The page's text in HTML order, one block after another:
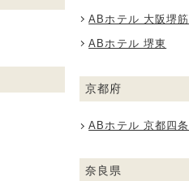
ABホテル 大阪堺
ABホテル 堺東
京都府
ABホテル 京都四条
奈良県